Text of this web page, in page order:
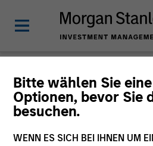
Bitte wählen Sie
Optionen, bevor Sie
besuchen.
WENN ES SICH BEI IHNEN UM
Slimmon's
Andrew Slimmon
Managing Director